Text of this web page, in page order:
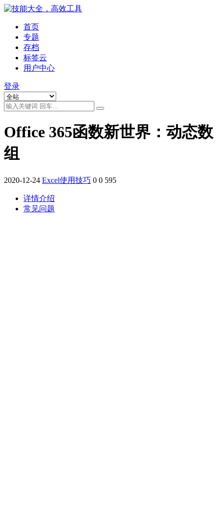
首页
专题
存档
标签云
用户中心
登录
Office 365函数新世界：动态数
组
2020-12-24 Excel使用技巧 0 0 595
详情介绍
常见问题